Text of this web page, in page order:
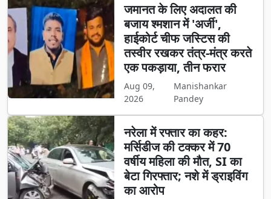
जमानत के लिए अदालत की
बजाय श्मशान में 'अर्जी',
हाईकोर्ट चीफ जस्टिस की
तस्वीर रखकर तंत्र-मंत्र करते
एक पकड़ाया, तीन फरार
Aug 09,
2026
Manishankar
Pandey
नरेला में रफ्तार का कहर:
मर्सिडीज की टक्कर में 70
वर्षीय महिला की मौत, SI का
बेटा गिरफ्तार; नशे में ड्राइविंग
का आरोप